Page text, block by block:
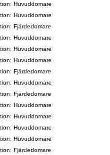
Huvuddomare
Huvuddomare
Fjärdedomare
Huvuddomare
Huvuddomare
Huvuddomare
Fjärdedomare
Huvuddomare
Fjärdedomare
Huvuddomare
Huvuddomare
Huvuddomare
Huvuddomare
Fjärdedomare